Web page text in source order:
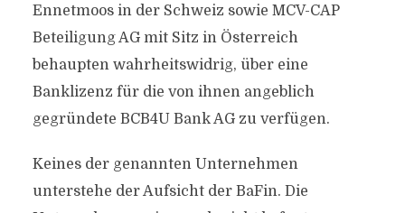
Ennetmoos in der Schweiz sowie MCV-CAP
Beteiligung AG mit Sitz in Österreich
behaupten wahrheitswidrig, über eine
Banklizenz für die von ihnen angeblich
gegründete BCB4U Bank AG zu verfügen.
Keines der genannten Unternehmen
unterstehe der Aufsicht der BaFin. Die